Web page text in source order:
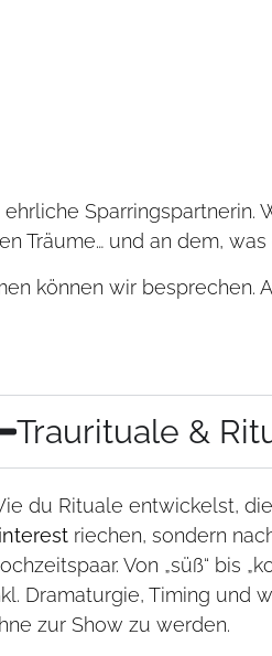
ehrliche
Träume… und an dem,
können wir besprechen.
Traurituale &
du Rituale entwickelst, die
riechen, sondern
Von „süß“ bis
Dramaturgie, Timing und
zur Show zu werden.